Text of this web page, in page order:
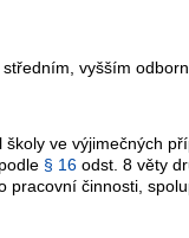
středním, vyšším
ve výjimečných
§ 16 odst. 8 věty
činnosti,